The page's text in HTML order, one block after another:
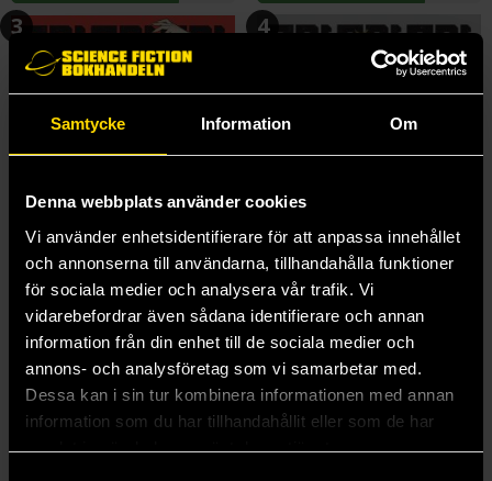
Samtycke Information Om
Denna webbplats använder cookies
Vi använder enhetsidentifierare för att anpassa innehållet
och annonserna till användarna, tillhandahålla funktioner
för sociala medier och analysera vår trafik. Vi
vidarebefordrar även sådana identifierare och annan
information från din enhet till de sociala medier och
annons- och analysföretag som vi samarbetar med.
Dessa kan i sin tur kombinera informationen med annan
information som du har tillhandahållit eller som de har
samlat in när du har använt deras tjänster.
3
Rai Rai Rai Vol 3
Yoshiaki
139 kr
4
Rai Rai Rai Vol 4
Yoshiaki
139 kr
Längre leveranstid